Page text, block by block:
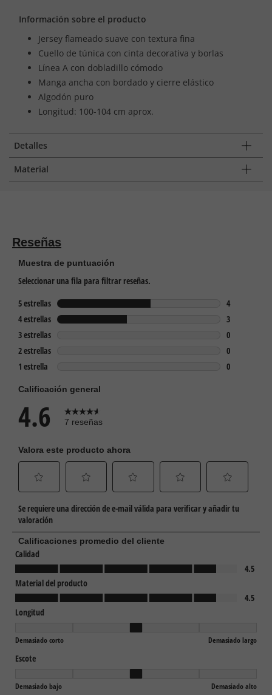
Información sobre el producto
Jersey flameado suave con textura fina
Cuello de túnica con cinta decorativa y borlas
Línea A con dobladillo cómodo
Manga ancha con bordado y cierre elástico
Algodón puro
Longitud: 100-104 cm aprox.
Detalles
Material